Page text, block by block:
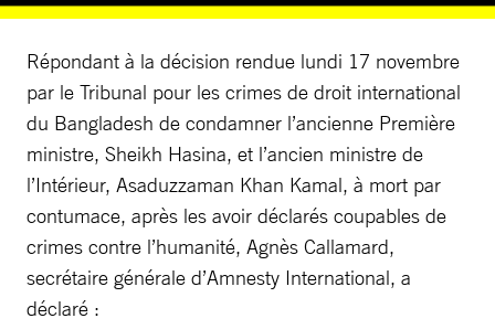
Répondant à la décision rendue lundi 17 novembre
par le Tribunal pour les crimes de droit international
du Bangladesh de condamner l’ancienne Première
ministre, Sheikh Hasina, et l’ancien ministre de
l’Intérieur, Asaduzzaman Khan Kamal, à mort par
contumace, après les avoir déclarés coupables de
crimes contre l’humanité, Agnès Callamard,
secrétaire générale d’Amnesty International, a
déclaré :